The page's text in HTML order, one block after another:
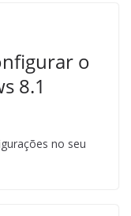
o
8.1
no seu